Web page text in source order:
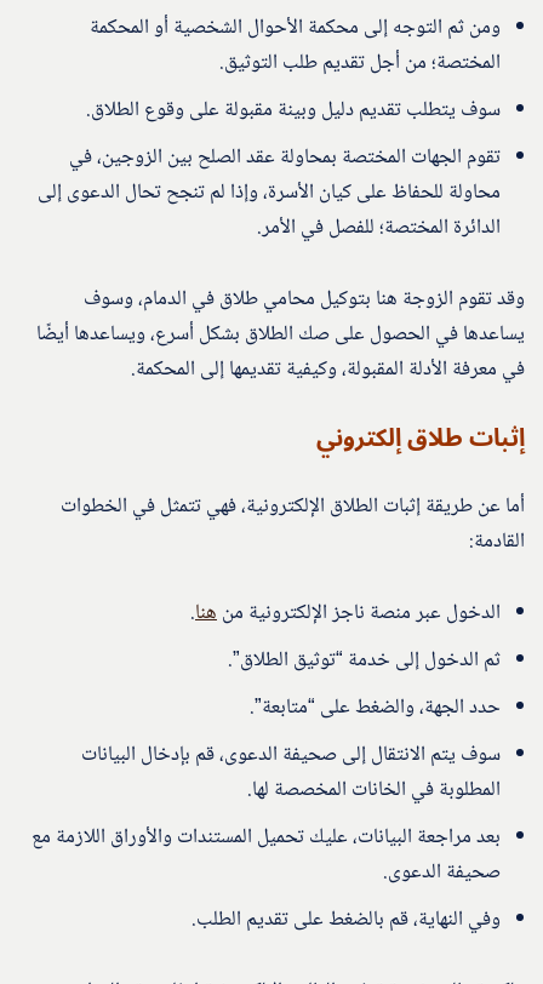
ومن ثم التوجه إلى محكمة الأحوال الشخصية أو المحكمة
المختصة؛ من أجل تقديم طلب التوثيق.
سوف يتطلب تقديم دليل وبينة مقبولة على وقوع الطلاق.
تقوم الجهات المختصة بمحاولة عقد الصلح بين الزوجين، في
محاولة للحفاظ على كيان الأسرة، وإذا لم تنجح تحال الدعوى إلى
الدائرة المختصة؛ للفصل في الأمر.
وقد تقوم الزوجة هنا بتوكيل محامي طلاق في الدمام، وسوف
يساعدها في الحصول على صك الطلاق بشكل أسرع، ويساعدها أيضًا
في معرفة الأدلة المقبولة، وكيفية تقديمها إلى المحكمة.
إثبات طلاق إلكتروني
أما عن طريقة إثبات الطلاق الإلكترونية، فهي تتمثل في الخطوات
القادمة:
الدخول عبر منصة ناجز الإلكترونية منهنا.
ثم الدخول إلى خدمة “توثيق الطلاق”.
حدد الجهة، والضغط على “متابعة”.
سوف يتم الانتقال إلى صحيفة الدعوى، قم بإدخال البيانات
المطلوبة في الخانات المخصصة لها.
بعد مراجعة البيانات، عليك تحميل المستندات والأوراق اللازمة مع
صحيفة الدعوى.
وفي النهاية، قم بالضغط على تقديم الطلب.